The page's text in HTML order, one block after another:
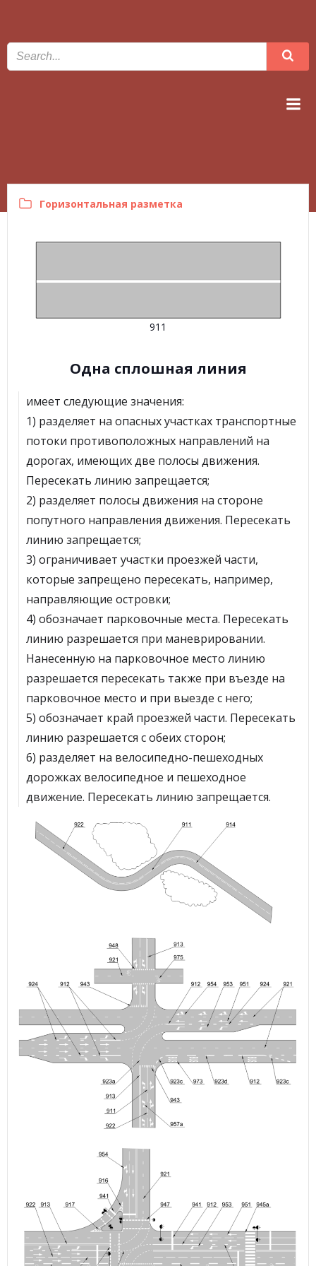
содержимому
Горизонтальная разметка
911
Одна сплошная линия
имеет следующие значения:
1) разделяет на опасных участках транспортные
потоки противоположных направлений на
дорогах, имеющих две полосы движения.
Пересекать линию запрещается;
2) разделяет полосы движения на стороне
попутного направления движения. Пересекать
линию запрещается;
3) ограничивает участки проезжей части,
которые запрещено пересекать, например,
направляющие островки;
4) обозначает парковочные места. Пересекать
линию разрешается при маневрировании.
Нанесенную на парковочное место линию
разрешается пересекать также при въезде на
парковочное место и при выезде с него;
5) обозначает край проезжей части. Пересекать
линию разрешается с обеих сторон;
6) разделяет на велосипедно-пешеходных
дорожках велосипедное и пешеходное
движение. Пересекать линию запрещается.